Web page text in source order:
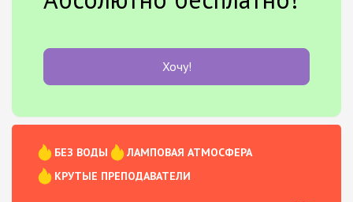
Хочу!
БЕЗ ВОДЫ
ЛАМПОВАЯ АТМОСФЕРА
КРУТЫЕ ПРЕПОДАВАТЕЛИ